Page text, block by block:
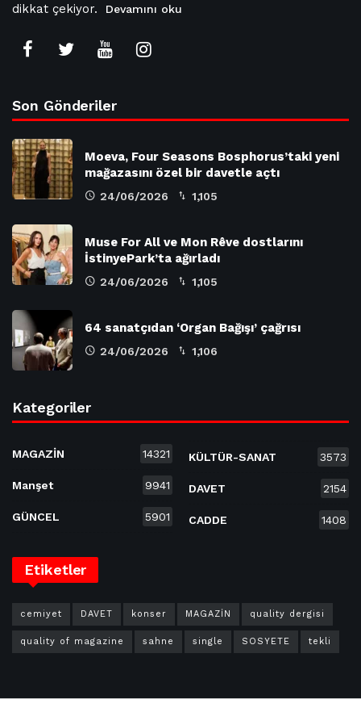
dikkat çekiyor.
Devamını oku
Son Gönderiler
Moeva, Four Seasons Bosphorus’taki yeni
mağazasını özel bir davetle açtı
24/06/2026 1,105
Muse For All ve Mon Rêve dostlarını
İstinyePark’ta ağırladı
24/06/2026 1,105
64 sanatçıdan ‘Organ Bağışı’ çağrısı
24/06/2026 1,106
Kategoriler
MAGAZİN 14321
Manşet 9941
GÜNCEL 5901
KÜLTÜR-SANAT 3573
DAVET 2154
CADDE 1408
Etiketler
cemiyet DAVET konser MAGAZİN quality dergisi
quality of magazine sahne single SOSYETE tekli